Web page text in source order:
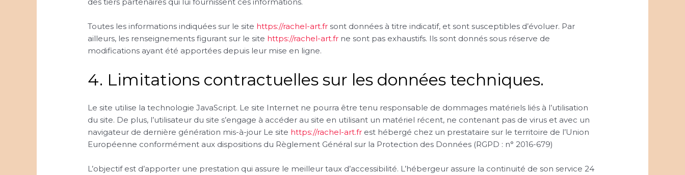
Toutes les informations indiquées sur le site https://rachel-art.fr sont données à titre indicatif, et sont susceptibles d’évoluer. Par
ailleurs, les renseignements figurant sur le site https://rachel-art.fr ne sont pas exhaustifs. Ils sont donnés sous réserve de
modifications ayant été apportées depuis leur mise en ligne.
4. Limitations contractuelles sur les données techniques.
Le site utilise la technologie JavaScript. Le site Internet ne pourra être tenu responsable de dommages matériels liés à l’utilisation
du site. De plus, l’utilisateur du site s’engage à accéder au site en utilisant un matériel récent, ne contenant pas de virus et avec un
navigateur de dernière génération mis-à-jour Le site https://rachel-art.fr est hébergé chez un prestataire sur le territoire de l’Union
Européenne conformément aux dispositions du Règlement Général sur la Protection des Données (RGPD : n° 2016-679)
L’objectif est d’apporter une prestation qui assure le meilleur taux d’accessibilité. L’hébergeur assure la continuité de son service 24